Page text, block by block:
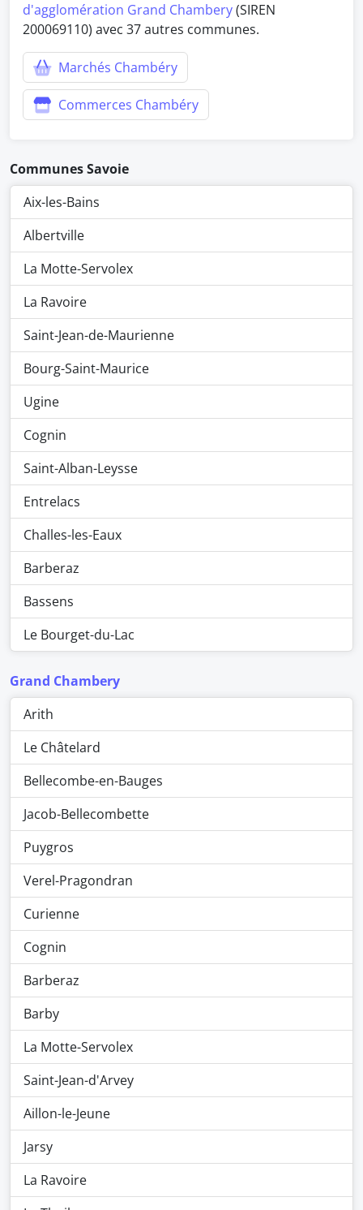
d'agglomération Grand Chambery(SIREN
200069110) avec 37 autres communes.
Marchés Chambéry
Commerces Chambéry
Communes Savoie
Aix-les-Bains
Albertville
La Motte-Servolex
La Ravoire
Saint-Jean-de-Maurienne
Bourg-Saint-Maurice
Ugine
Cognin
Saint-Alban-Leysse
Entrelacs
Challes-les-Eaux
Barberaz
Bassens
Le Bourget-du-Lac
Grand Chambery
Arith
Le Châtelard
Bellecombe-en-Bauges
Jacob-Bellecombette
Puygros
Verel-Pragondran
Curienne
Cognin
Barberaz
Barby
La Motte-Servolex
Saint-Jean-d'Arvey
Aillon-le-Jeune
Jarsy
La Ravoire